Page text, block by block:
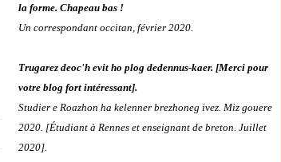
la forme. Chapeau bas !
Un correspondant occitan, février 2020.
Trugarez deoc'h evit ho plog dedennus-kaer. [Merci pour
votre blog fort intéressant].
Studier e Roazhon ha kelenner brezhoneg ivez. Miz gouere
2020. [Étudiant à Rennes et enseignant de breton. Juillet
2020].